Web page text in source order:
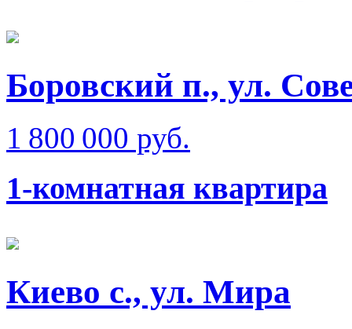
Боровский п., ул.
1 800 000 руб.
1-комнатная квартира
Киево с., ул. Мира